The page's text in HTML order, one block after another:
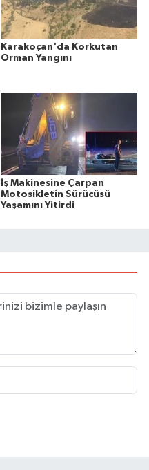
Karakoçan'da Korkutan
Orman Yangını
İş Makinesine Çarpan
Motosikletin Sürücüsü
Yaşamını Yitirdi